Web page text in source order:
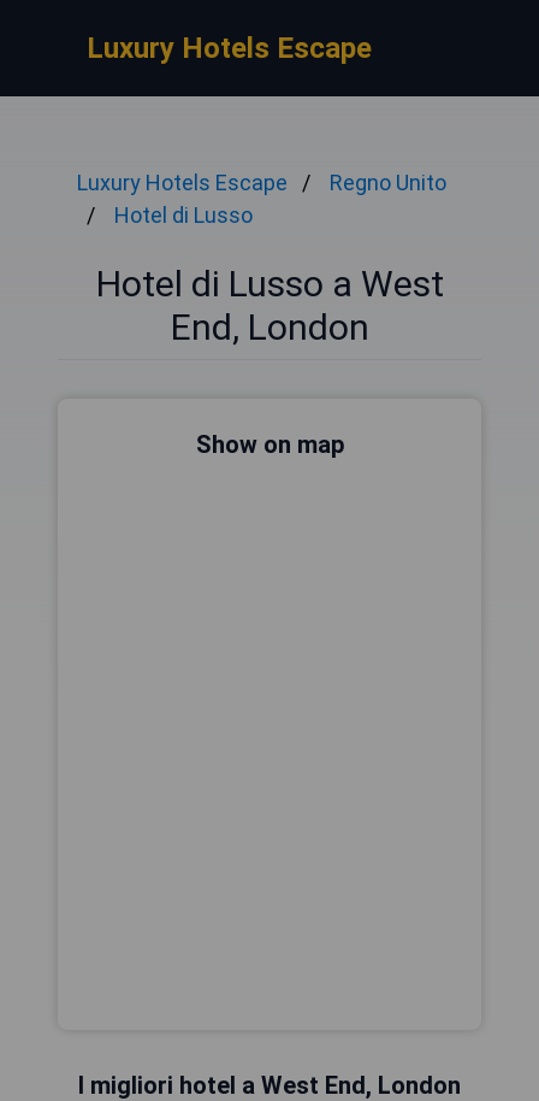
Luxury Hotels Escape
Luxury Hotels Escape
Regno Unito
Hotel di Lusso
Hotel di Lusso a West
End, London
Show on map
I migliori hotel a West End, London